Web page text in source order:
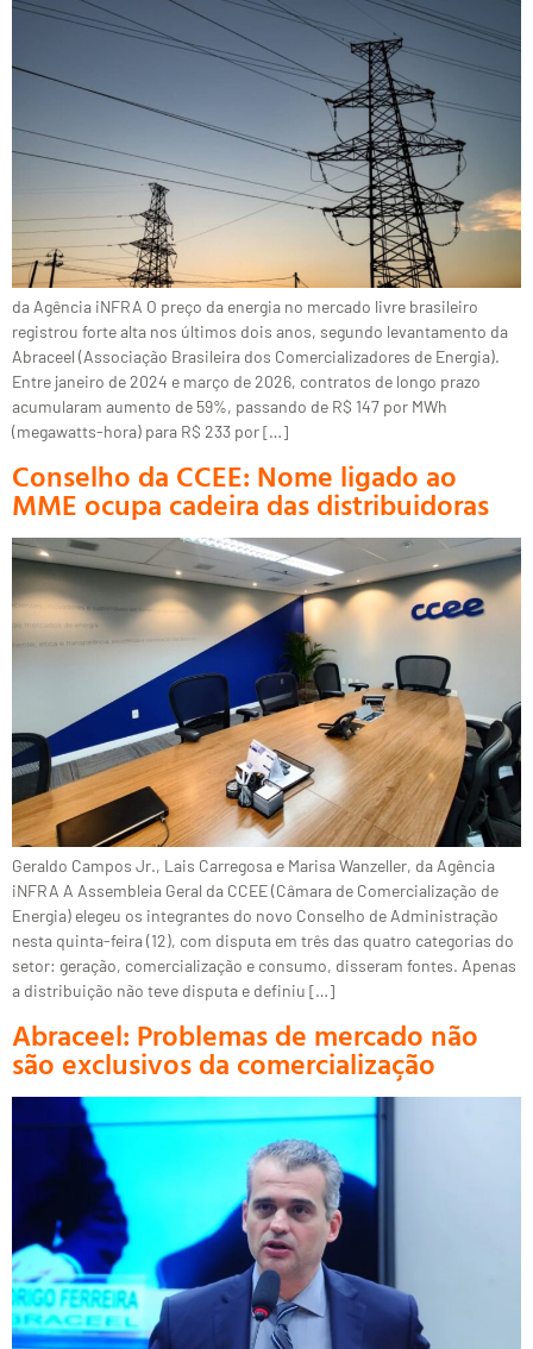
da Agência iNFRA O preço da energia no mercado livre brasileiro
registrou forte alta nos últimos dois anos, segundo levantamento da
Abraceel (Associação Brasileira dos Comercializadores de Energia).
Entre janeiro de 2024 e março de 2026, contratos de longo prazo
acumularam aumento de 59%, passando de R$ 147 por MWh
(megawatts-hora) para R$ 233 por […]
Conselho da CCEE: Nome ligado ao
MME ocupa cadeira das distribuidoras
Geraldo Campos Jr., Lais Carregosa e Marisa Wanzeller, da Agência
iNFRA A Assembleia Geral da CCEE (Câmara de Comercialização de
Energia) elegeu os integrantes do novo Conselho de Administração
nesta quinta-feira (12), com disputa em três das quatro categorias do
setor: geração, comercialização e consumo, disseram fontes. Apenas
a distribuição não teve disputa e definiu […]
Abraceel: Problemas de mercado não
são exclusivos da comercialização